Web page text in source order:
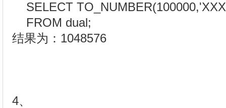
SELECT
FROM dual;
结果为：1048576
4、